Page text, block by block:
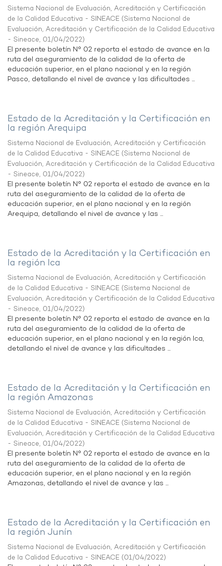
Sistema Nacional de Evaluación, Acreditación y Certificación
de la Calidad Educativa - SINEACE (Sistema Nacional de
Evaluación, Acreditación y Certificación de la Calidad Educativa
- Sineace, 01/04/2022)
El presente boletín N° 02 reporta el estado de avance en la
ruta del aseguramiento de la calidad de la oferta de
educación superior, en el plano nacional y en la región
Pasco, detallando el nivel de avance y las dificultades ...
Estado de la Acreditación y la Certificación en
la región Arequipa
Sistema Nacional de Evaluación, Acreditación y Certificación
de la Calidad Educativa - SINEACE (Sistema Nacional de
Evaluación, Acreditación y Certificación de la Calidad Educativa
- Sineace, 01/04/2022)
El presente boletín N° 02 reporta el estado de avance en la
ruta del aseguramiento de la calidad de la oferta de
educación superior, en el plano nacional y en la región
Arequipa, detallando el nivel de avance y las ...
Estado de la Acreditación y la Certificación en
la región Ica
Sistema Nacional de Evaluación, Acreditación y Certificación
de la Calidad Educativa - SINEACE (Sistema Nacional de
Evaluación, Acreditación y Certificación de la Calidad Educativa
- Sineace, 01/04/2022)
El presente boletín N° 02 reporta el estado de avance en la
ruta del aseguramiento de la calidad de la oferta de
educación superior, en el plano nacional y en la región Ica,
detallando el nivel de avance y las dificultades ...
Estado de la Acreditación y la Certificación en
la región Amazonas
Sistema Nacional de Evaluación, Acreditación y Certificación
de la Calidad Educativa - SINEACE (Sistema Nacional de
Evaluación, Acreditación y Certificación de la Calidad Educativa
- Sineace, 01/04/2022)
El presente boletín N° 02 reporta el estado de avance en la
ruta del aseguramiento de la calidad de la oferta de
educación superior, en el plano nacional y en la región
Amazonas, detallando el nivel de avance y las ...
Estado de la Acreditación y la Certificación en
la región Junín
Sistema Nacional de Evaluación, Acreditación y Certificación
de la Calidad Educativa - SINEACE (01/04/2022)